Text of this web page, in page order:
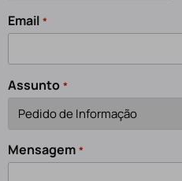
Email *
Assunto *
Mensagem *